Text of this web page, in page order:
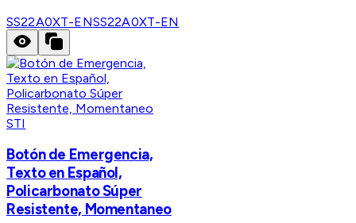
SS22A0XT-ENSS22A0XT-EN
STI
Botón de Emergencia,
Texto en Español,
Policarbonato Súper
Resistente, Momentaneo